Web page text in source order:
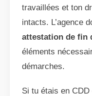
travaillées et ton
intacts. L’agence
attestation de fin
éléments
démarches.
Si tu étais en